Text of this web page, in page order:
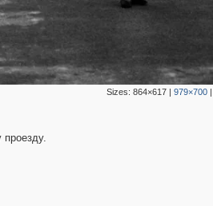
Sizes: 864×617| 979×700|